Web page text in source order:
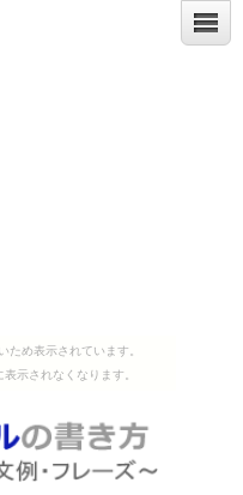
ため表示されています。
示されなくなります。